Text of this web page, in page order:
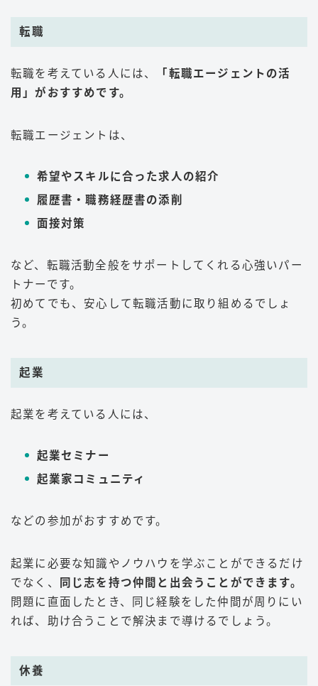
転職
転職を考えている人には、
「転職エージェントの活
用」がおすすめです。
転職エージェントは、
希望やスキルに合った求人の紹介
履歴書・職務経歴書の添削
面接対策
など、転職活動全般をサポートしてくれる心強いパー
トナーです。
初めてでも、安心して転職活動に取り組めるでしょ
う。
起業
起業を考えている人には、
起業セミナー
起業家コミュニティ
などの参加がおすすめです。
起業に必要な知識やノウハウを学ぶことができるだけ
でなく、
同じ志を持つ仲間と出会うことができます。
問題に直面したとき、同じ経験をした仲間が周りにい
れば、助け合うことで解決まで導けるでしょう。
休養